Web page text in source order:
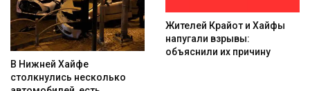
В Нижней Хайфе
столкнулись несколько
Жителей Крайот и Хайфы
напугали взрывы:
объяснили их причину